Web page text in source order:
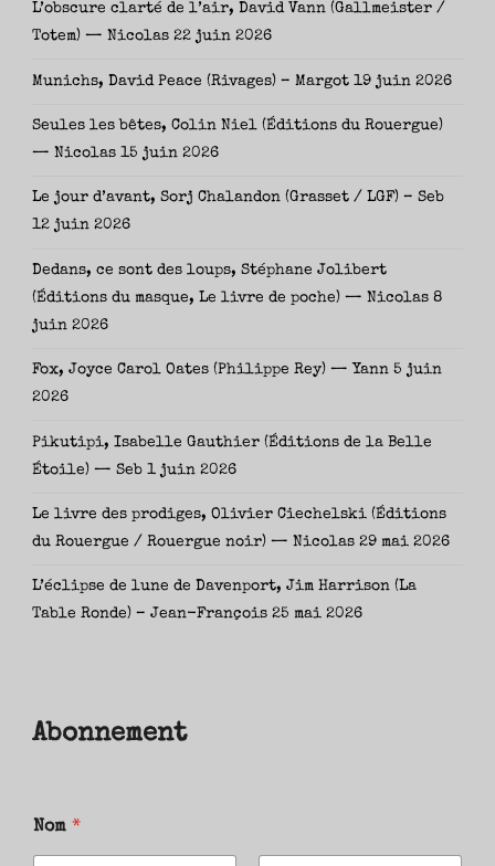
L’obscure clarté de l’air, David Vann (Gallmeister /
Totem) — Nicolas 22 juin 2026
Munichs, David Peace (Rivages) – Margot 19 juin 2026
Seules les bêtes, Colin Niel (Éditions du Rouergue)
— Nicolas 15 juin 2026
Le jour d’avant, Sorj Chalandon (Grasset / LGF) – Seb
12 juin 2026
Dedans, ce sont des loups, Stéphane Jolibert
(Éditions du masque, Le livre de poche) — Nicolas 8
juin 2026
Fox, Joyce Carol Oates (Philippe Rey) — Yann 5 juin
2026
Pikutipi, Isabelle Gauthier (Éditions de la Belle
Étoile) — Seb 1 juin 2026
Le livre des prodiges, Olivier Ciechelski (Éditions
du Rouergue / Rouergue noir) — Nicolas 29 mai 2026
L’éclipse de lune de Davenport, Jim Harrison (La
Table Ronde) – Jean-François 25 mai 2026
Abonnement
Nom *